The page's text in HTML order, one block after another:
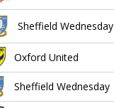
Sheffield Wednesday
Oxford United
Sheffield Wednesday